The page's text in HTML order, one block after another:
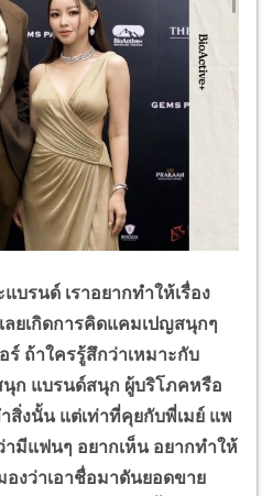
นด์ เราอยากทำให้เรื่อง
ลยเกิดการคิดแคมเปญสนุกๆ
ร์ ถ้าใครรู้สึกว่าเหมาะกับ
นุก แบรนด์สนุก ผู้บริโภคหรือ
สิ่งนั้น แต่เท่าที่คุยกับพี่เมย์ แพ
ามีแฟนๆ อยากเห็น อยากทำให้
งว่าเอาชื่อมาดันยอดขาย